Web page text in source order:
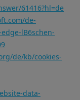
61416?hl=de
de-
lB6schen-
de/kb/cookies-
data-